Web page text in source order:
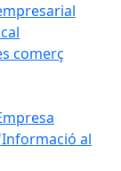
comerç
al